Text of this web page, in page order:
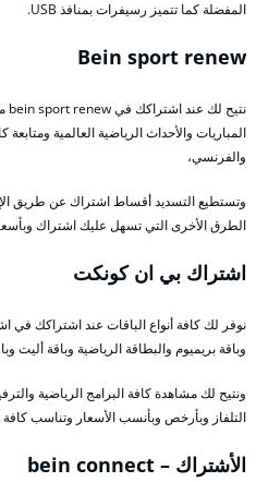
المفضلة كما تتميز رسيفرات بمنافذ USB.
Bein sport renew
المباريات والأحداث الرياضية العالمية ومتابعة
والفرنسي،
وتستطيع التسديد أقساط اشتراك عن طريق
الطرق الأخرى التي تسهل عليك اشتراك
اشتراك بي ان كونكت
نوفر لك كافة أنواع الباقات عند اشتراكك في
وباقة بريميوم والبطاقة الرياضية وباقة أليت
ونتيح لك مشاهدة كافة البرامج الرياضية
التلفاز وبأرخص وبأنسب الأسعار وتناسب كافة
الأشتراك – bein connect